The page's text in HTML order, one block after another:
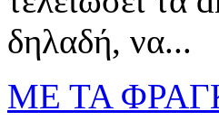
δηλαδή, να...
ΜΕ ΤΑ